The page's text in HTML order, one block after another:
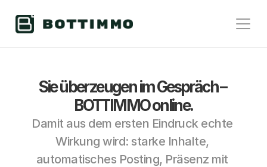
Sie überzeugen im Gespräch –
BOTTIMMO online.
Damit aus dem ersten Eindruck echte
Wirkung wird: starke Inhalte,
automatisches Posting, Präsenz mit